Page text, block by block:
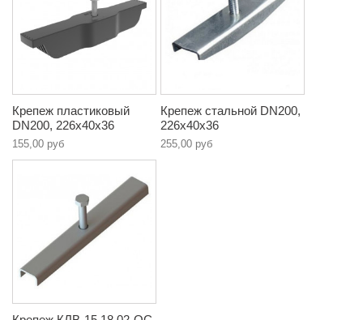
Крепеж пластиковый
DN200, 226х40х36
155,00 руб
Крепеж стальной DN200,
226х40х36
255,00 руб